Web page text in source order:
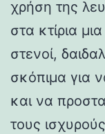
χρήση της
στα κτίρια
στενοί,
σκόπιμα για
και να
τους